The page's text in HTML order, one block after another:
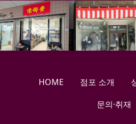
HOME 점포 소개
문의·취재